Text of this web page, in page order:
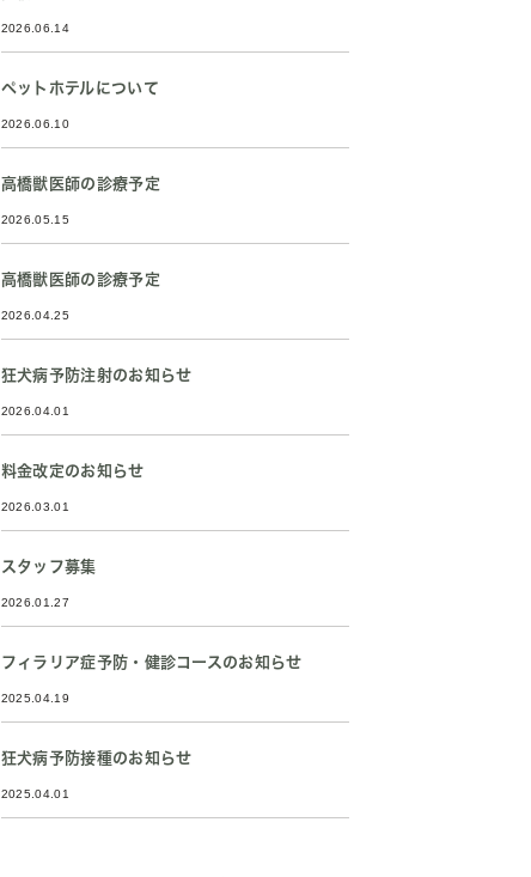
2026.06.14
ペットホテルについて
2026.06.10
高橋獣医師の診療予定
2026.05.15
高橋獣医師の診療予定
2026.04.25
狂犬病予防注射のお知らせ
2026.04.01
料金改定のお知らせ
2026.03.01
スタッフ募集
2026.01.27
フィラリア症予防・健診コースのお知らせ
2025.04.19
狂犬病予防接種のお知らせ
2025.04.01